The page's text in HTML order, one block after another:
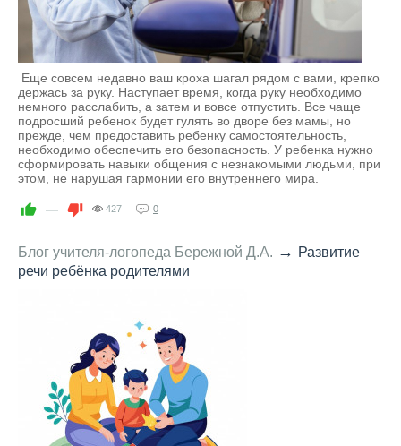
Еще совсем недавно ваш кроха шагал рядом с вами, крепко
держась за руку. Наступает время, когда руку необходимо
немного расслабить, а затем и вовсе отпустить. Все чаще
подросший ребенок будет гулять во дворе без мамы, но
прежде, чем предоставить ребенку самостоятельность,
необходимо обеспечить его безопасность. У ребенка нужно
сформировать навыки общения с незнакомыми людьми, при
этом, не нарушая гармонии его внутреннего мира.
— 427 0
Блог учителя-логопеда Бережной Д.А. → Развитие
речи ребёнка родителями